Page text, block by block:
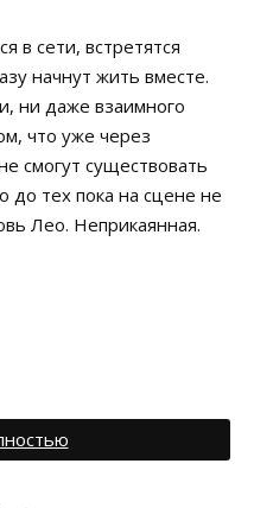
в сети, встретятся
начнут жить вместе.
ни даже взаимного
что уже через
смогут существовать
до тех пока на сцене не
Лео. Неприкаянная.